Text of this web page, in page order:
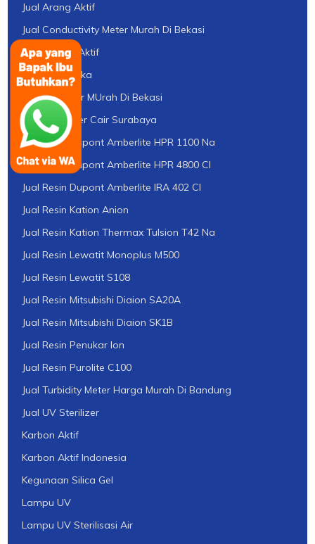
Jual Arang Aktif
Jual Conductivity Meter Murah Di Bekasi
Jual Karbon Aktif
Jual Pasir Silika
Jual pH Meter MUrah Di Bekasi
Jual pH Tester Cair Surabaya
Jual Resin Dupont Amberlite HPR 1100 Na
Jual Resin Dupont Amberlite HPR 4800 Cl
Jual Resin Dupont Amberlite IRA 402 Cl
Jual Resin Kation Anion
Jual Resin Kation Thermax Tulsion T42 Na
Jual Resin Lewatit Monoplus M500
Jual Resin Lewatit S108
Jual Resin Mitsubishi Diaion SA20A
Jual Resin Mitsubishi Diaion SK1B
Jual Resin Penukar Ion
Jual Resin Purolite C100
Jual Turbidity Meter Harga Murah Di Bandung
Jual UV Sterilizer
Karbon Aktif
Karbon Aktif Indonesia
Kegunaan Silica Gel
Lampu UV
Lampu UV Sterilisasi Air